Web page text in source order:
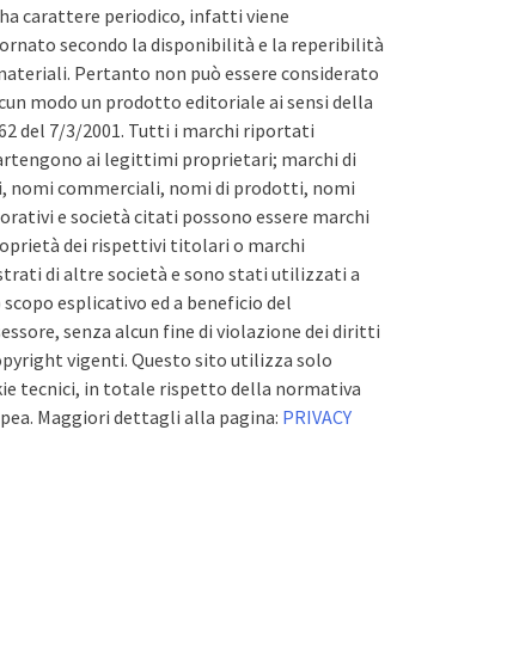
carattere periodico, infatti viene
secondo la disponibilità e la reperibilità
Pertanto non può essere considerato
modo un prodotto editoriale ai sensi della
62 del 7/3/2001. Tutti i marchi riportati
ai legittimi proprietari; marchi di
nomi commerciali, nomi di prodotti, nomi
e società citati possono essere marchi
dei rispettivi titolari o marchi
di altre società e sono stati utilizzati a
scopo esplicativo ed a beneficio del
senza alcun fine di violazione dei diritti
vigenti. Questo sito utilizza solo
tecnici, in totale rispetto della normativa
Maggiori dettagli alla pagina: PRIVACY